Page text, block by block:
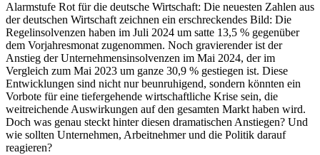
Alarmstufe Rot für die deutsche Wirtschaft: Die neuesten Zahlen aus
der deutschen Wirtschaft zeichnen ein erschreckendes Bild: Die
Regelinsolvenzen haben im Juli 2024 um satte 13,5 % gegenüber
dem Vorjahresmonat zugenommen. Noch gravierender ist der
Anstieg der Unternehmensinsolvenzen im Mai 2024, der im
Vergleich zum Mai 2023 um ganze 30,9 % gestiegen ist. Diese
Entwicklungen sind nicht nur beunruhigend, sondern könnten ein
Vorbote für eine tiefergehende wirtschaftliche Krise sein, die
weitreichende Auswirkungen auf den gesamten Markt haben wird.
Doch was genau steckt hinter diesen dramatischen Anstiegen? Und
wie sollten Unternehmen, Arbeitnehmer und die Politik darauf
reagieren?